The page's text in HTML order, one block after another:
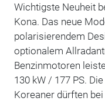
Wichtigste Neuheit
Kona. Das neue
polarisierendem
optionalem
Benzinmotoren
130 kW / 177 PS.
Koreaner dürften